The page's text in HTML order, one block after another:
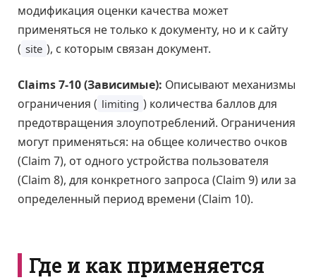
модификация оценки качества может
применяться не только к документу, но и к сайту
( site ), с которым связан документ.
Claims 7-10 (Зависимые): Описывают механизмы
ограничения ( limiting ) количества баллов для
предотвращения злоупотреблений. Ограничения
могут применяться: на общее количество очков
(Claim 7), от одного устройства пользователя
(Claim 8), для конкретного запроса (Claim 9) или за
определенный период времени (Claim 10).
Где и как применяется